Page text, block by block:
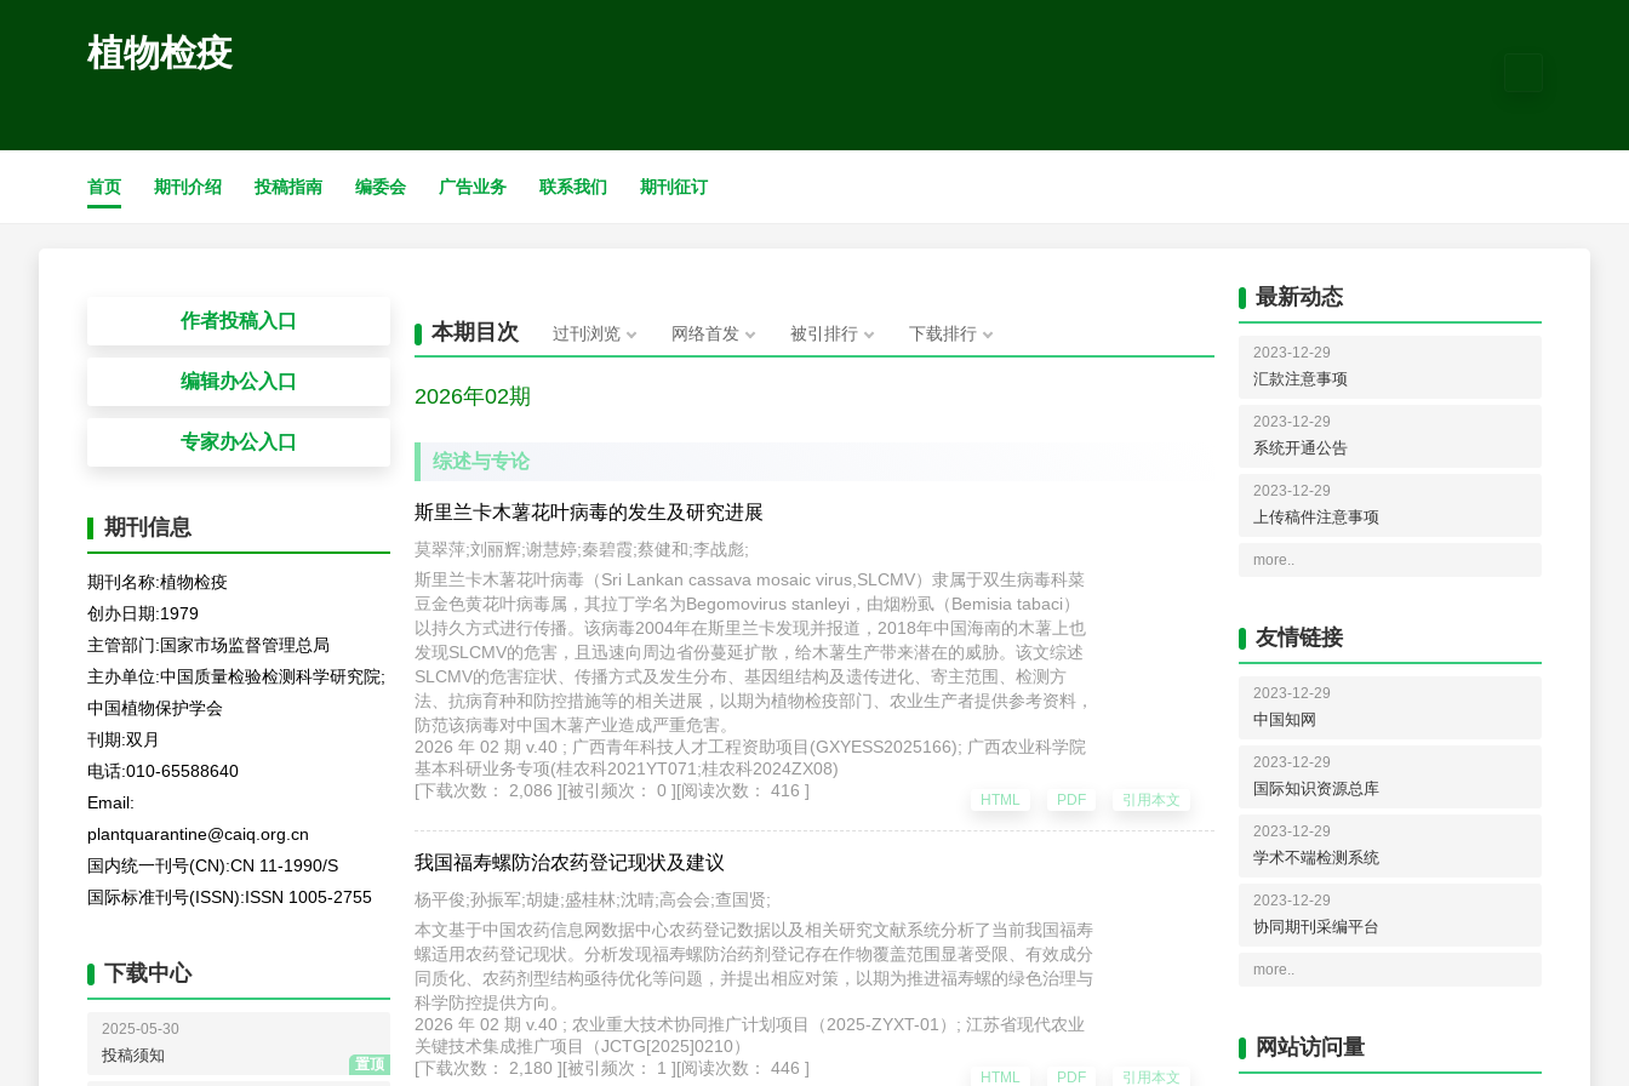
植物检疫
首页 期刊介绍 投稿指南 编委会 广告业务 联系我们 期刊征订
作者投稿入口
期刊信息
主管部门:国家市场监督管理总局
主办单位:中国质量检验检测科学研究院;
中国植物保护学会
本期目次 过刊浏览 网络首发 被引排行 下载排行
2026年02期
综述与专论
斯里兰卡木薯花叶病毒的发生及研究进展
莫翠萍;刘丽辉;谢慧婷;秦碧霞;蔡健和;李战彪;
斯里兰卡木薯花叶病毒（Sri Lankan cassava mosaic virus,SLCMV）隶属于双生病毒科菜豆金色黄花叶病
毒属，其拉丁学名为Begomovirus stanleyi，由烟粉虱（Bemisia tabaci）以持久方式进行传播。该病毒
2004年在斯里兰卡发现并报道，2018年中国海南的木薯上也发现SLCMV的危害，且迅速向周边省份蔓延扩
散，给木薯生产带来潜在的威胁。该文综述SLCMV的危害症状、传播方式及发生分布、基因组结构及遗传
进化、寄主范围、检测方法、抗病育种和防控措施等的相关进展，以期为植物检疫部门、农业生产者提供参
考资料，防范该病毒对中国木薯产业造成严重危害。
2026 年 02 期 v.40 ; 广西青年科技人才工程资助项目(GXYESS2025166); 广西农业科学院
基本科研业务专项(桂农科2021YT071;桂农科2024ZX08)
[下载次数： 2,086 ][被引频次： 0 ][阅读次数： 416 ]
我国福寿螺防治农药登记现状及建议
杨平俊;孙振军;胡婕;盛桂林;沈晴;高会会;查国贤;
本文基于中国农药信息网数据中心农药登记数据以及相关研究文献系统分析了当前我国福寿螺适用农药登记
现状。分析发现福寿螺防治药剂登记存在作物覆盖范围显著受限、有效成分同质化、农药剂型结构亟待优化
等问题，并提出相应对策，以期为推进福寿螺的绿色治理与科学防控提供方向。
2026 年 02 期 v.40 ; 农业重大技术协同推广计划项目（2025-ZYXT-01）; 江苏省现代农业
关键技术集成推广项目（JCTG[2025]0210）
[下载次数： 2,180 ] [被引频次： 1 ][阅读次数： 446 ] HTML PDF
最新动态
2023-12-29
汇款注意事项
2023-12-29
系统开通公告
2023-12-29
上传稿件注意事项
more..
友情链接
2023-12-29
中国知网
2023-12-29
国际知识资源总库
2023-12-29
学术不端检测系统
2023-12-29
协同期刊采编平台
more..
网站访问量